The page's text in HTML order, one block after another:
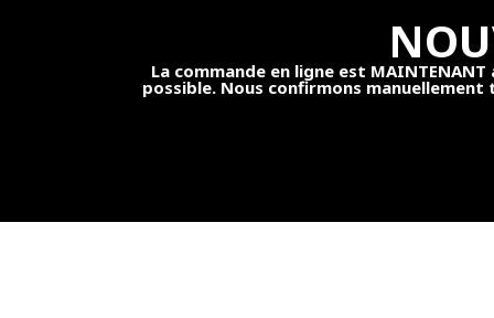
La commande en ligne est
possible. Nous confirmons